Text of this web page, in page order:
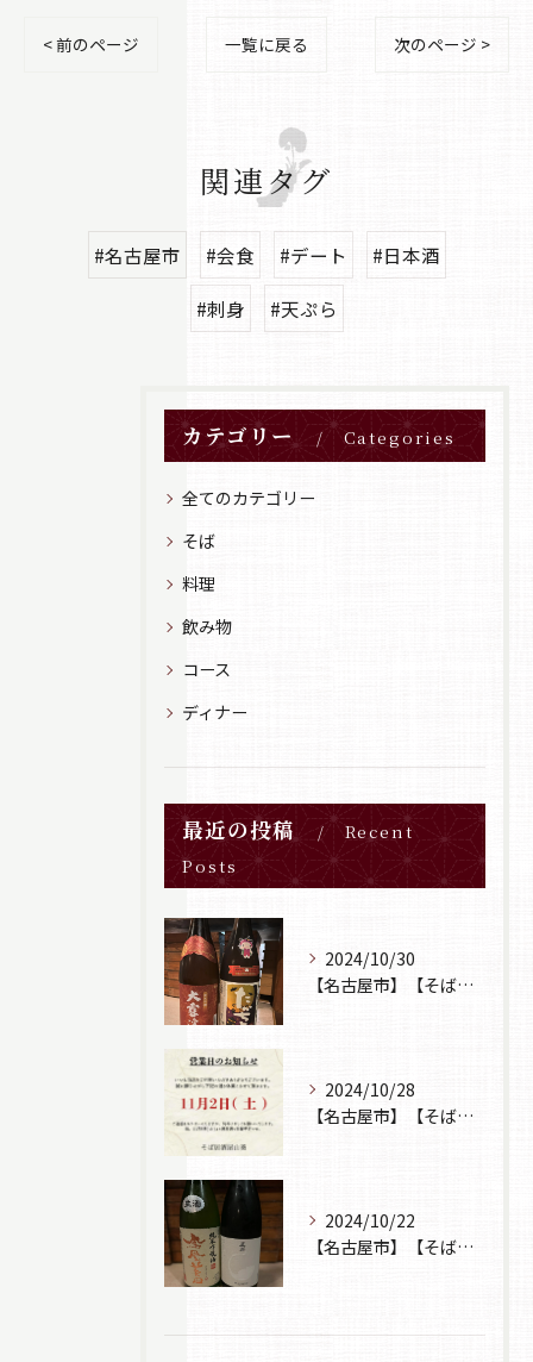
< 前のページ 一覧に戻る 次のページ >
関連タグ
#名古屋市 #会食 #デート #日本酒
#刺身 #天ぷら
カテゴリー Categories
全てのカテゴリー
そば
料理
飲み物
コース
ディナー
最近の投稿
Recent
Posts
2024/10/30
【名古屋市】【そば居酒屋山葵】【日本酒】
2024/10/28
【名古屋市】【そば居酒屋山葵】【営業日のお知らせ】
2024/10/22
【名古屋市】【そば居酒屋山葵】【日本酒】